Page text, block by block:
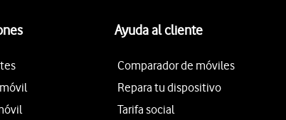
Ayuda al cliente
Comparador de móviles
Repara tu dispositivo
Tarifa social